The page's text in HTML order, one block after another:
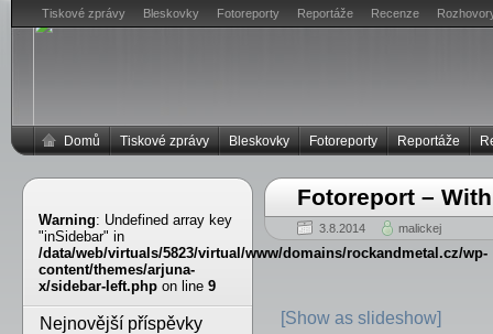
Tiskové zprávy Bleskovky Fotoreporty Reportáže Recenze
Domů Tiskové zprávy Bleskovky Fotoreporty Reportáže
Warning: Undefined array key
"inSidebar" in
/data/web/virtuals/5823/virtual/www/domains/rockandmetal.cz/wp-
content/themes/arjuna-
x/sidebar-left.php on line 9
Nejnovější příspěvky
Fotoreport –
3.8.2014 malickej
[Show as slideshow]